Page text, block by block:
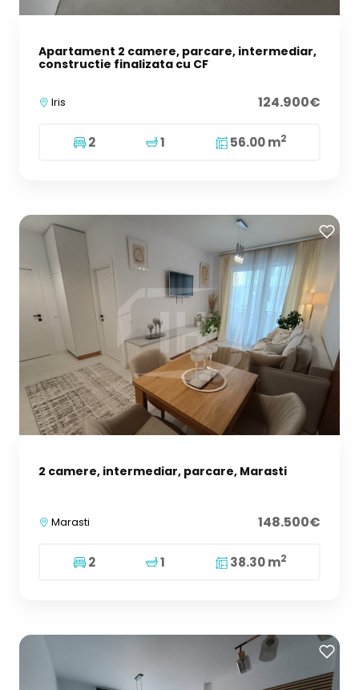
Apartament 2 camere, parcare, intermediar,
constructie finalizata cu CF
Iris 124.900€
2 1 56.00 m2
2 camere, intermediar, parcare, Marasti
Marasti 148.500€
2 1 38.30 m2